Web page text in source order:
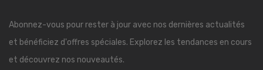
Abonnez-vous pour rester à jour avec nos dernières actualités
et bénéficiez d'offres spéciales. Explorez les tendances en cours
et découvrez nos nouveautés.